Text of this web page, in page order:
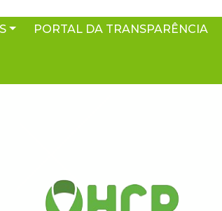
PORTAL DA TRANSPARÊNCIA